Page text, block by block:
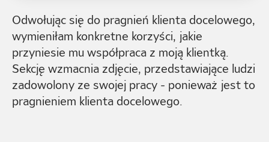
Odwołując się do pragnień klienta docelowego,
wymieniłam konkretne korzyści, jakie
przyniesie mu współpraca z moją klientką.
Sekcję wzmacnia zdjęcie, przedstawiające ludzi
zadowolony ze swojej pracy - ponieważ jest to
pragnieniem klienta docelowego.